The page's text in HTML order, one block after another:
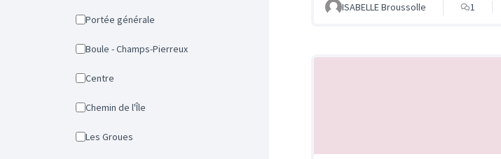
Portée générale
Boule - Champs-Pierreux
Centre
Chemin de l'Île
Les Groues
ISABELLE Broussolle 1